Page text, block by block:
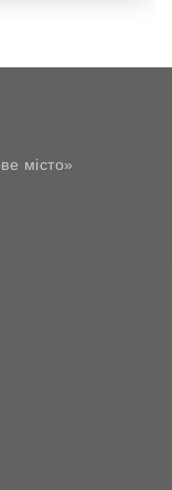
місто»